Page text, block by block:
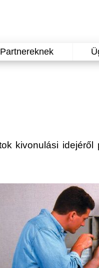
Partnereknek
kivonulási idejéről